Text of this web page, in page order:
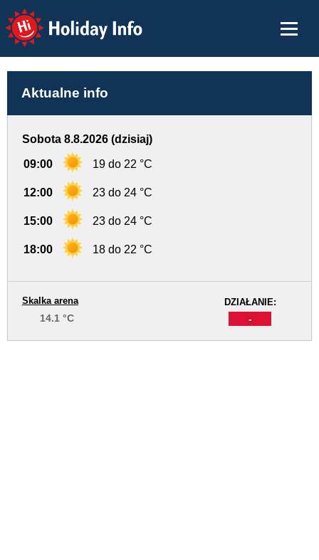
Holiday Info
Aktualne info
Sobota 8.8.2026 (dzisiaj)
09:00 19 do 22 °C
12:00 23 do 24 °C
15:00 23 do 24 °C
18:00 18 do 22 °C
DZIAŁANIE:
-
Skalka arena
14.1 °C